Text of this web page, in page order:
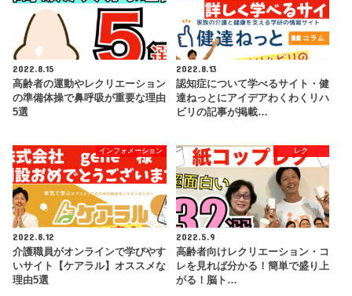
2022.8.15
高齢者の運動やレクリエーション
の準備体操で鼻呼吸が重要な理由
5選
2022.8.13
認知症について学べるサイト・健
達ねっとにアイデアわくわくリハ
ビリの記事が掲載…
インフォメーション
2022.8.12
介護職員がオンラインで学びやす
いサイト【ケアラル】オススメな
理由5選
レク
2022.5.9
高齢者向けレクリエーション・コ
レを見れば分かる！簡単で盛り上
がる！脳ト…